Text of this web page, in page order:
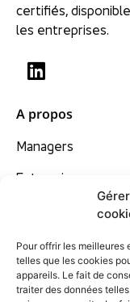
Pour offrir les meilleures
telles que les cookies
appareils. Le fait de
traiter des données
certifiés,
les entreprises.
A propos
Managers
Entreprises
Nos convictions
Tarifs
Contact